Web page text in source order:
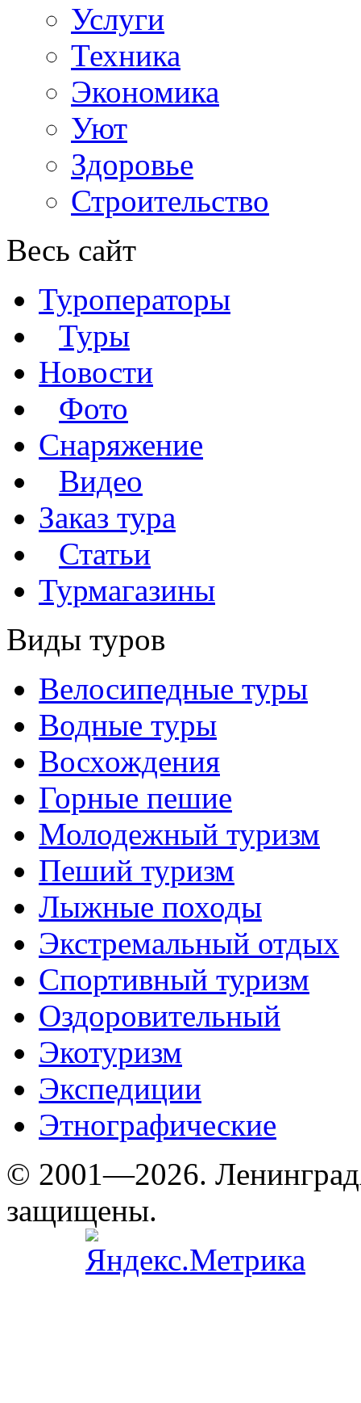
Услуги
Техника
Экономика
Уют
Здоровье
Строительство
Весь сайт
Туроператоры
Туры
Новости
Фото
Снаряжение
Видео
Заказ тура
Статьи
Турмагазины
Виды туров
Велосипедные туры
Водные туры
Восхождения
Горные пешие
Молодежный туризм
Пеший туризм
Лыжные походы
Экстремальный отдых
Спортивный туризм
Оздоровительный
Экотуризм
Экспедиции
Этнографические
© 2001—2026.
защищены.